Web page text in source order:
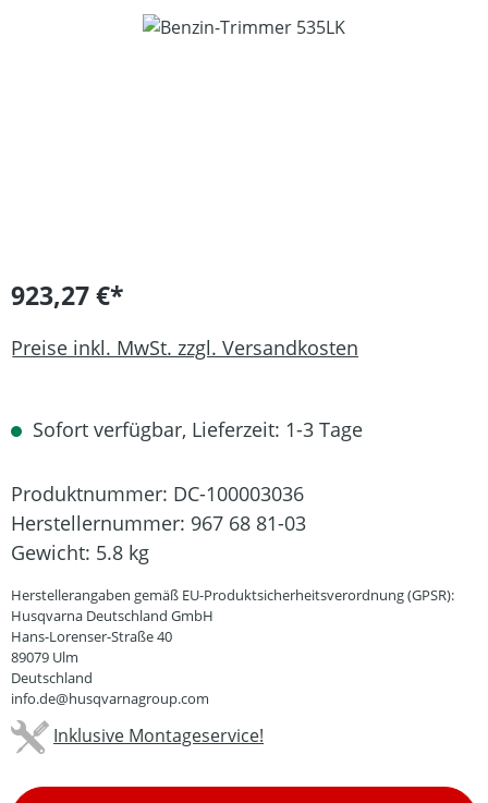
Bildergalerie überspringen
923,27 €*
Preise inkl. MwSt. zzgl. Versandkosten
Sofort verfügbar, Lieferzeit: 1-3 Tage
Produktnummer: DC-100003036
Herstellernummer: 967 68 81-03
Gewicht: 5.8 kg
Herstellerangaben gemäß EU-Produktsicherheitsverordnung (GPSR):
Husqvarna Deutschland GmbH
Hans-Lorenser-Straße 40
89079 Ulm
Deutschland
info.de@husqvarnagroup.com
Inklusive Montageservice!